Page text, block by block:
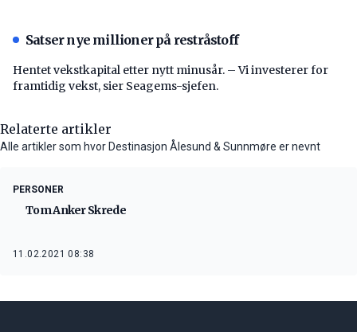
Satser nye millioner på restråstoff
Hentet vekstkapital etter nytt minusår. – Vi investerer for
framtidig vekst, sier Seagems-sjefen.
Relaterte artikler
Alle artikler som hvor Destinasjon Ålesund & Sunnmøre er nevnt
PERSONER
Tom Anker Skrede
11.02.2021 08:38